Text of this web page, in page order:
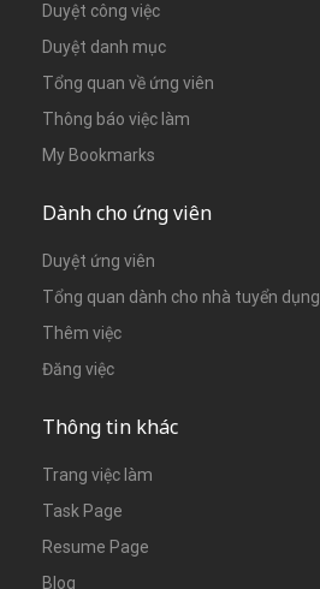
Duyệt công việc
Duyệt danh mục
Tổng quan về ứng viên
Thông báo việc làm
My Bookmarks
Dành cho ứng viên
Duyệt ứng viên
Tổng quan dành cho nhà tuyển dụng
Thêm việc
Đăng việc
Thông tin khác
Trang việc làm
Task Page
Resume Page
Blog